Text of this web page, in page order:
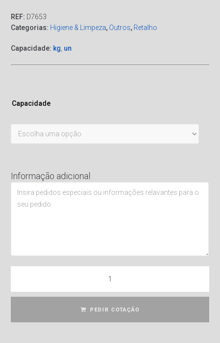
REF: D7653
Categorias: Higiene & Limpeza, Outros, Retalho
Capacidade: kg un
Capacidade
Informação adicional
PEDIR COTAÇÃO